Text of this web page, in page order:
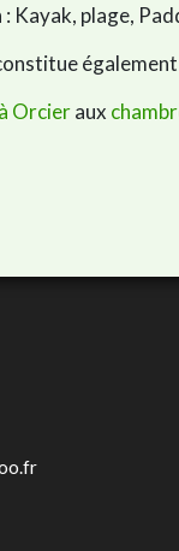
Kayak, plage,
Orcieraux